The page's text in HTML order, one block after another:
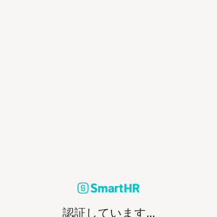
認証しています...